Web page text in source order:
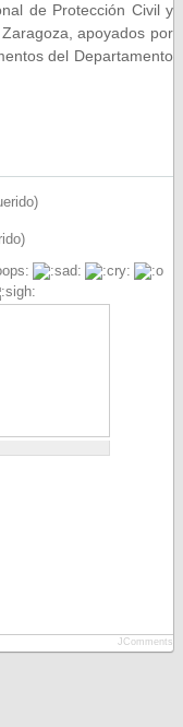
de Protección Civil y
apoyados por
del Departamento
JComments